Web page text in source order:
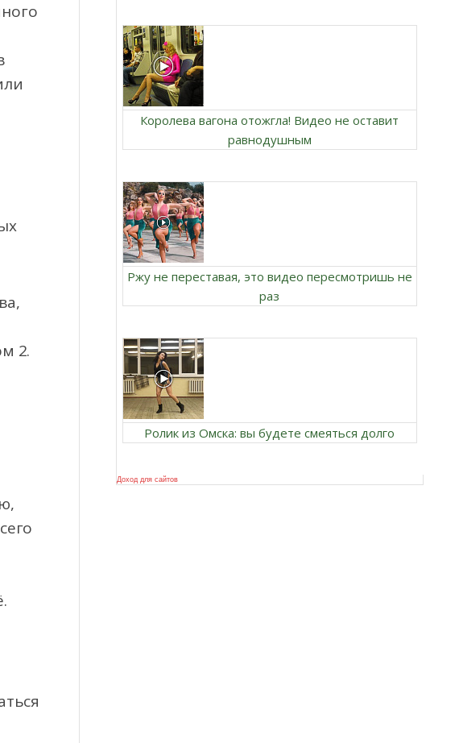
2.
Королева вагона отожгла! Видео не оставит
равнодушным
Ржу не переставая, это видео пересмотришь не
раз
Ролик из Омска: вы будете смеяться долго
Доход для сайтов